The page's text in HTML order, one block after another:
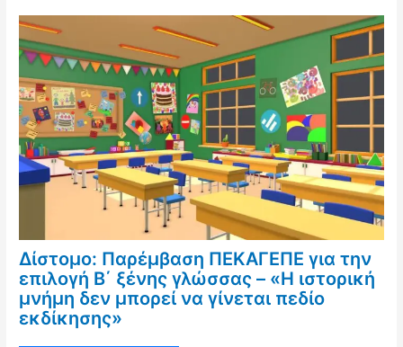
Δίστομο: Παρέμβαση ΠΕΚΑΓΕΠΕ για την
επιλογή Β΄ ξένης γλώσσας – «Η ιστορική
μνήμη δεν μπορεί να γίνεται πεδίο
εκδίκησης»